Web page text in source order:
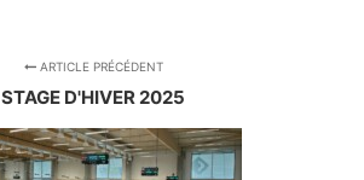
ARTICLE PRÉCÉDENT
STAGE D'HIVER 2025